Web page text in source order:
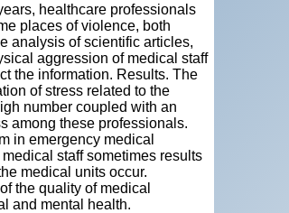
healthcare professionals
places of violence, both
analysis of scientific articles,
aggression of medical staff
the information. Results. The
of stress related to the
number coupled with an
among these professionals.
in emergency medical
staff sometimes results
medical units occur.
the quality of medical
and mental health.